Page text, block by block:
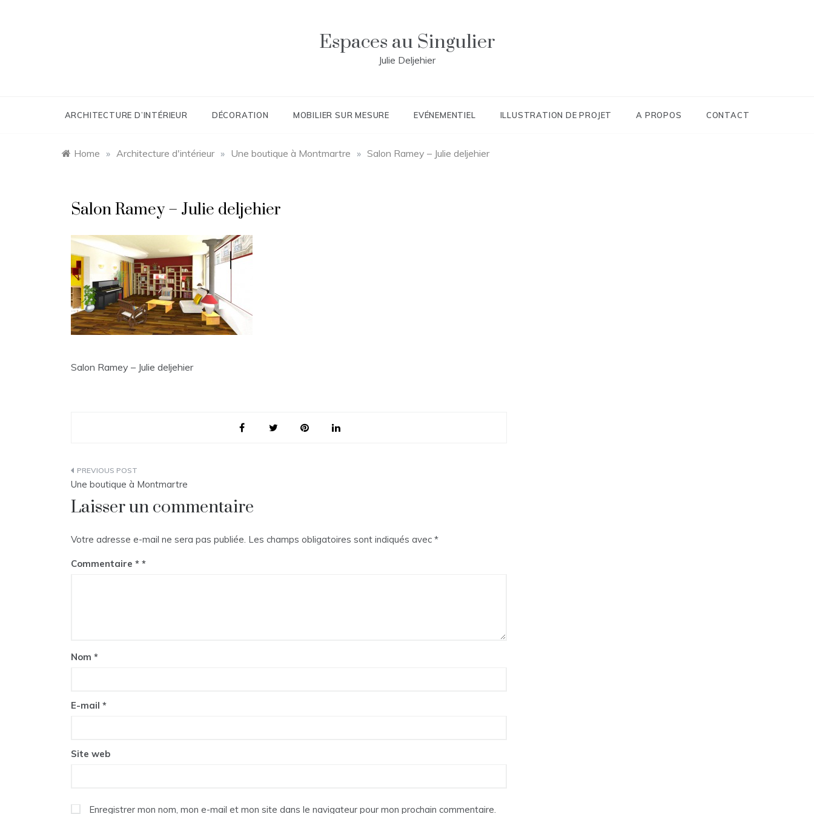
Espaces au Singulier
Julie Deljehier
ARCHITECTURE D’INTÉRIEUR DÉCORATION MOBILIER SUR MESURE EVÉNEMENTIEL ILLUSTRATION DE PROJET A PROPOS CONTACT
Home » Architecture d'intérieur » Une boutique à Montmartre » Salon Ramey – Julie deljehier
Salon Ramey – Julie deljehier
Salon Ramey – Julie deljehier
Navigation
de
Une boutique à Montmartre
Laisser un commentaire
Votre adresse e-mail ne sera pas publiée. Les champs obligatoires sont indiqués avec *
Commentaire *
Nom *
E-mail *
Site web
Enregistrer mon nom, mon e-mail et mon site dans le navigateur pour mon prochain commentaire.